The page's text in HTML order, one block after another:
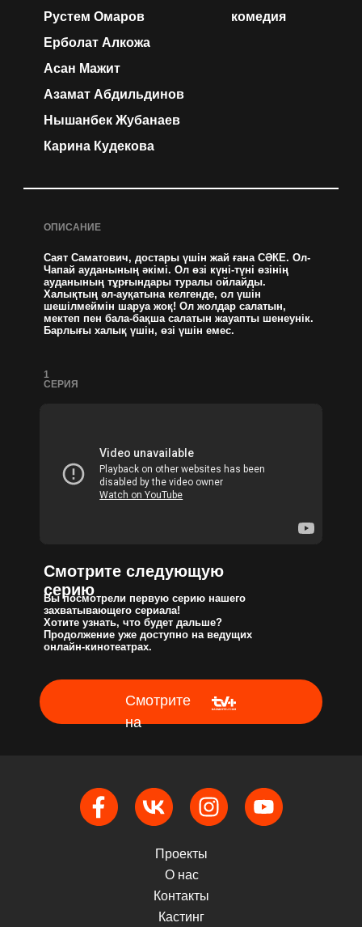
Рустем Омаров
Ерболат Алкожа
Асан Мажит
ОПИСАНИЕ
Саят Саматович, достары үшін жай ғана СӘКЕ. Ол-
Чапай ауданының әкімі. Ол өзі күні-түні өзінің
ауданының тұрғындары туралы ойлайды.
Халықтың әл-ауқатына келгенде, ол үшін
шешілмеймін шаруа жоқ! Ол жолдар салатын,
мектеп пен бала-бақша салатын жауапты шенеунік.
Барлығы халық үшін, өзі үшін емес.
1
СЕРИЯ
Вы посмотрели первую серию нашего
захватывающего сериала!
Хотите узнать, что будет дальше?
Продолжение уже доступно на ведущих
онлайн-кинотеатрах.
Смотрите следующую
серию
Смотрите
на
комедия
Азамат Абдильдинов
Нышанбек Жубанаев
Карина Кудекова
Проекты
О нас
Контакты
Кастинг